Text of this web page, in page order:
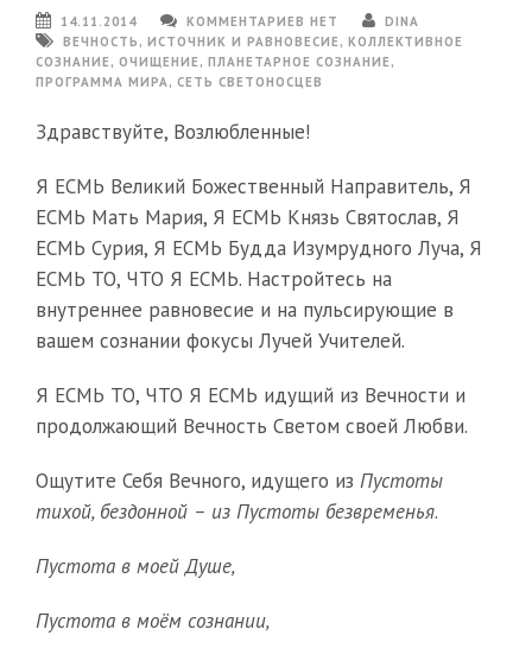
14.11.2014 КОММЕНТАРИЕВ НЕТ
DINA
ВЕЧНОСТЬ , ИСТОЧНИК И РАВНОВЕСИЕ, КОЛЛЕКТИВНОЕ
СОЗНАНИЕ, ОЧИЩЕНИЕ, ПЛАНЕТАРНОЕ СОЗНАНИЕ,
ПРОГРАММА МИРА, СЕТЬ СВЕТОНОСЦЕВ
Здравствуйте, Возлюбленные!
Я ЕСМЬ Великий Божественный Направитель, Я
ЕСМЬ Мать Мария, Я ЕСМЬ Князь Святослав, Я
ЕСМЬ Сурия, Я ЕСМЬ Будда Изумрудного Луча, Я
ЕСМЬ ТО, ЧТО Я ЕСМЬ. Настройтесь на
внутреннее равновесие и на пульсирующие в
вашем сознании фокусы Лучей Учителей.
Я ЕСМЬ ТО, ЧТО Я ЕСМЬ идущий из Вечности и
продолжающий Вечность Светом своей Любви.
Ощутите Себя Вечного, идущего из Пустоты
тихой, бездонной – из Пустоты безвременья.
Пустота в моей Душе,
Пустота в моём сознании,